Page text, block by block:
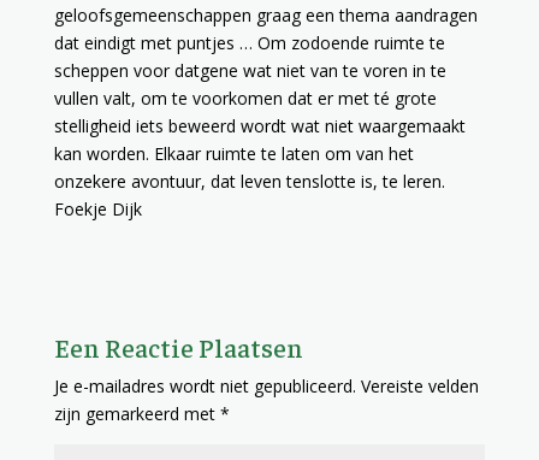
geloofsgemeenschappen graag een thema aandragen
dat eindigt met puntjes … Om zodoende ruimte te
scheppen voor datgene wat niet van te voren in te
vullen valt, om te voorkomen dat er met té grote
stelligheid iets beweerd wordt wat niet waargemaakt
kan worden. Elkaar ruimte te laten om van het
onzekere avontuur, dat leven tenslotte is, te leren.
Foekje Dijk
Een Reactie Plaatsen
Je e-mailadres wordt niet gepubliceerd. Vereiste velden
zijn gemarkeerd met *